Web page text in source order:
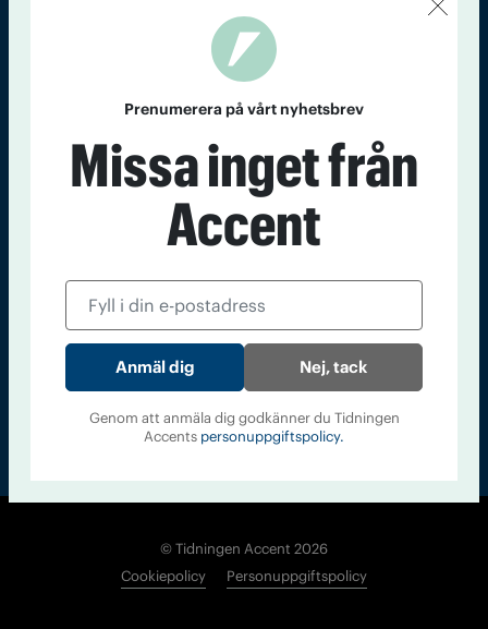
Chefredaktör och ansvarig utgivare: Barbro Janson Lundkvist,
barbro@a4.se.
Kontakt Om Tidningen Tidningsarkiv In English
Läs tidigare
Accent
© Tidningen Accent 2026
Cookiepolicy
Personuppgiftspolicy
Prenumerera på vårt nyhetsbrev
Missa inget från
Accent
Nej, tack
Genom att anmäla dig godkänner du Tidningen
Accents personuppgiftspolicy.